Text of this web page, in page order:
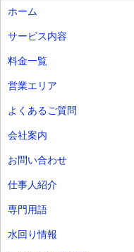
ホーム
サービス内容
料金一覧
営業エリア
よくあるご質問
会社案内
お問い合わせ
仕事人紹介
専門用語
水回り情報